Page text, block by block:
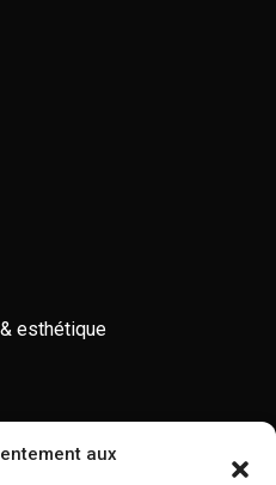
aux
esthétique